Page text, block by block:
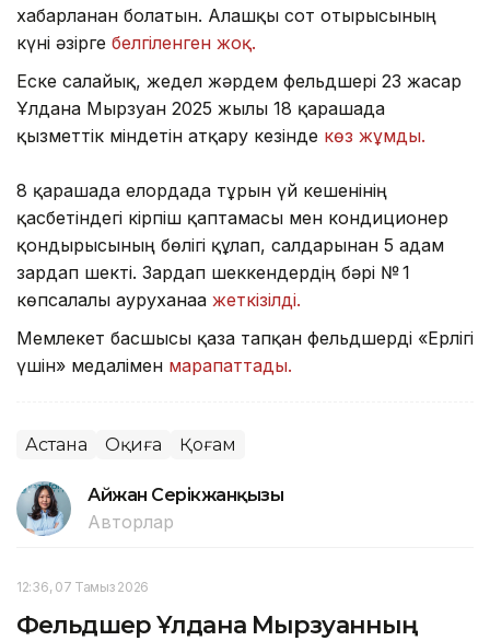
хабарланған болатын. Алғашқы сот отырысының
күні әзірге белгіленген жоқ.
Еске салайық, жедел жәрдем фельдшері 23 жасар
Ұлдана Мырзуан 2025 жылғы 18 қарашада
қызметтік міндетін атқару кезінде көз жұмды.
8 қарашада елордада тұрғын үй кешенінің
қасбетіндегі кірпіш қаптамасы мен кондиционер
қондырғысының бөлігі құлап, салдарынан 5 адам
зардап шекті. Зардап шеккендердің бәрі № 1
көпсалалы ауруханаға жеткізілді.
Мемлекет басшысы қаза тапқан фельдшерді «Ерлігі
үшін» медалімен марапаттады.
Астана Оқиға Қоғам
Айжан Серікжанқызы
Авторлар
12:36, 07 Тамыз 2026
Фельдшер Ұлдана Мырзуанның